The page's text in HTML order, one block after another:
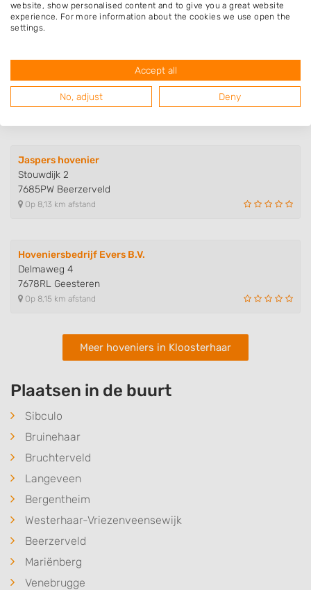
Op 7,54 km afstand
'n Mös 4
7678WC Geesteren
Op 8,04 km afstand
Jaspers hovenier
Stouwdijk 2
7685PW Beerzerveld
Op 8,13 km afstand
Hoveniersbedrijf Evers B.V.
Delmaweg 4
7678RL Geesteren
Op 8,15 km afstand
Meer hoveniers in Kloosterhaar
Plaatsen in de buurt
Sibculo
Bruinehaar
Bruchterveld
Langeveen
Bergentheim
Westerhaar-Vriezenveensewijk
Beerzerveld
Mariënberg
Venebrugge
website, show personalised content and to give you a great website
experience. For more information about the cookies we use open the
settings.
Accept all
No, adjust Deny